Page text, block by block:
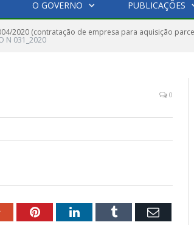
O GOVERNO PUBLICAÇÕES
004/2020 (contratação de empresa para aquisição
N 031_2020
0
Google+PinterestLinkedInTumblr Email